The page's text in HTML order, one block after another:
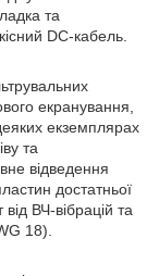
та
DC-кабель.
екранування,
екземплярах
та
відведення
достатньої
ВЧ-вібрацій та
18).